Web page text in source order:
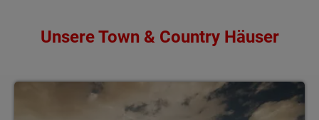
Unsere Town & Country Häuser